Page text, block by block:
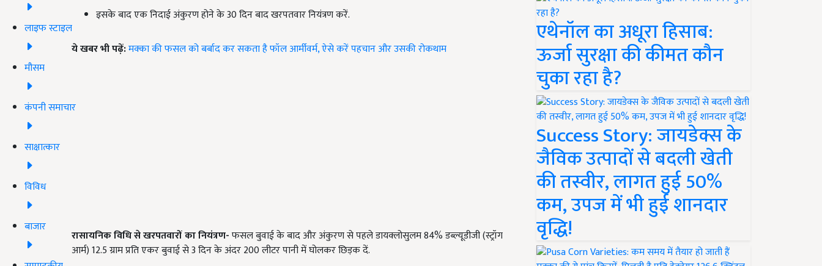
लाइफ स्टाइल
मौसम
कंपनी समाचार
साक्षात्कार
विविध
बाजार
इसके बाद एक निदाई अंकुरण होने के 30 दिन बाद खरपतवार नियंत्रण करें.
ये खबर भी पढ़ें:मक्का की फसल को बर्बाद कर सकता है फॉल आर्मीवर्म, ऐसे करें पहचान और उसकी रोकथाम
रासायनिक विधि से खरपतवारों का नियंत्रण-फसल बुवाई के बाद और अंकुरण से पहले डायक्लोसुलम 84% डब्ल्यूडीजी (स्ट्रॉग
आर्म) 12.5 ग्राम प्रति एकर बुवाई से 3 दिन के अंदर 200 लीटर पानी में घोलकर छिड़क दें.
एथेनॉल का अधूरा हिसाब:
ऊर्जा सुरक्षा की कीमत कौन
चुका रहा है?
Success Story: जायडेक्स के
जैविक उत्पादों से बदली खेती
की तस्वीर, लागत हुई 50%
कम, उपज में भी हुई शानदार
वृद्धि!